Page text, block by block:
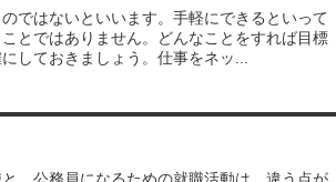
ではないといいます。手軽にできるといって
とではありません。どんなことをすれば目標
しておきましょう。仕事をネッ...
、公務員になるための就職活動は、違う点が